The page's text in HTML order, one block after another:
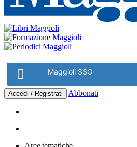
Maggioli SSO
Accedi / Registrati Abbonati